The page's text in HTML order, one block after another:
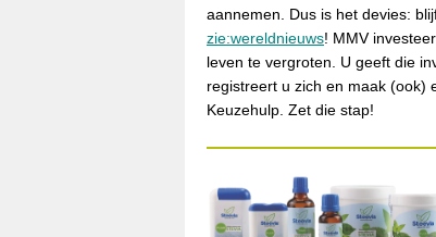
aannemen. Dus is het devies:
zie:wereldnieuws! MMV
leven te vergroten. U geeft die
registreert u zich en maak (ook)
Keuzehulp. Zet die stap!